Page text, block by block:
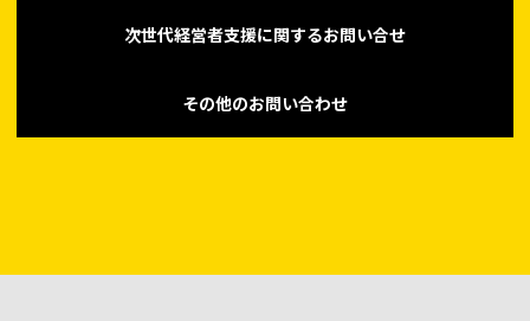
次世代経営者支援に関するお問い合せ
その他のお問い合わせ